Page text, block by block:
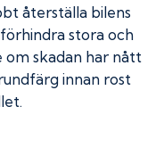
återställa bilens
stora och
skadan har nått
innan rost